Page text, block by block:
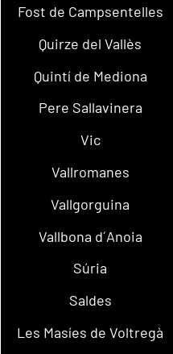
Fost de Campsentelles
Quirze del Vallès
Quintí de Mediona
Pere Sallavinera
Vic
Vallromanes
Vallgorguina
Vallbona d´Anoia
Súria
Saldes
Les Masíes de Voltregà